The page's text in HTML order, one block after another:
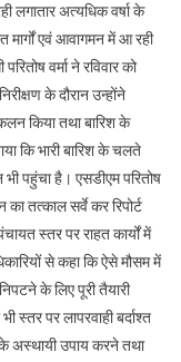
क्षेत्रों
का
एसडीएम
ने
किया
निरीक्षण
लगातार अत्यधिक वर्षा के
मार्गों एवं आवागमन में आ रही
वर्मा ने रविवार को
के दौरान उन्होंने
किया तथा बारिश के
कि भारी बारिश के चलते
पहुंचा है। एसडीएम परितोष
का तत्काल सर्वे कर रिपोर्ट
स्तर पर राहत कार्यों में
से कहा कि ऐसे मौसम में
के लिए पूरी तैयारी
स्तर पर लापरवाही बर्दाश्त
के अस्थायी उपाय करने तथा